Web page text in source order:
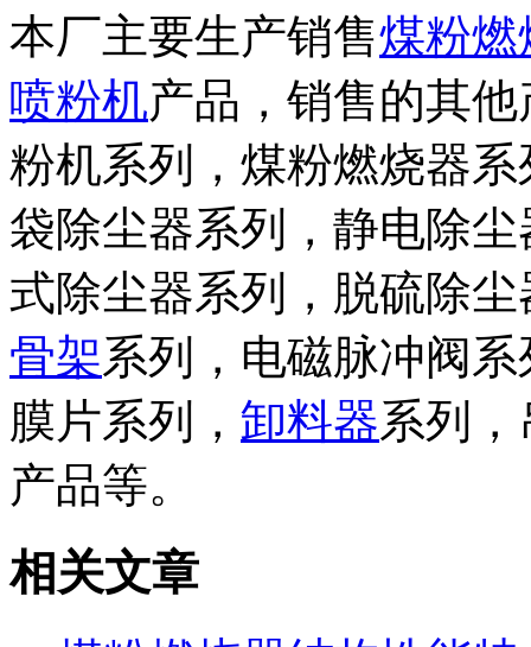
本厂主要生产销售煤粉燃
喷粉机产品，销售的其
粉机系列，煤粉燃烧器
袋除尘器系列，静电除
式除尘器系列，脱硫除
骨架系列，电磁脉冲阀
膜片系列， 卸料器系列
产品等。
相关文章